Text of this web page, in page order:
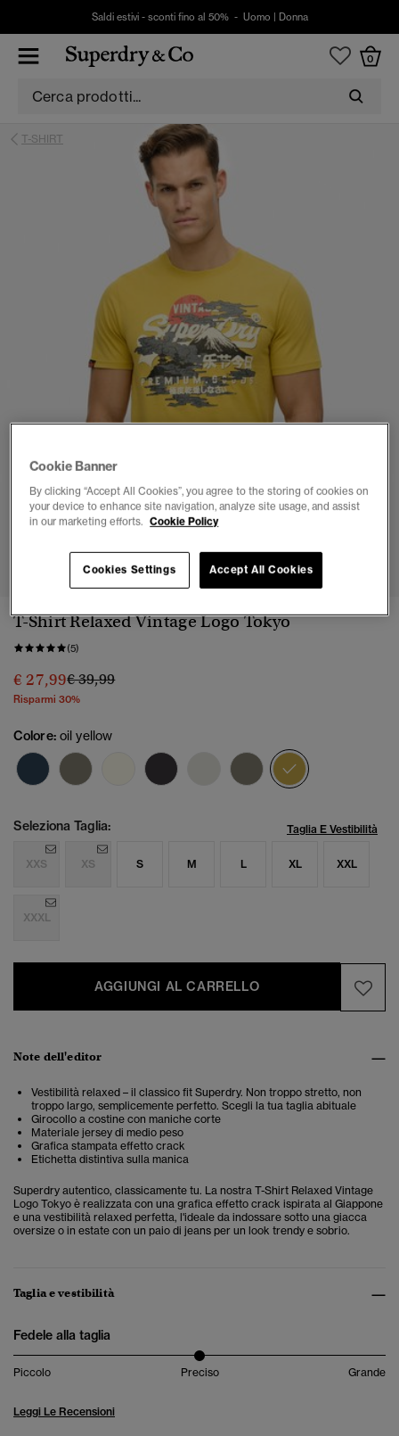
Saldi estivi - sconti fino al 50% - Uomo Donna
0
T-SHIRT
T-Shirt Relaxed Vintage Logo Tokyo
(5)
€ 27,99Prezzo ridotto da
€ 39,99a
Risparmi 30%
Colore: oil yellow
Seleziona Taglia: Taglia E Vestibilità
XXS XS S M L XL XXL
XXXL
AGGIUNGI AL CARRELLO
Note dell'editor
Vestibilità relaxed – il classico fit Superdry. Non troppo stretto, non
troppo largo, semplicemente perfetto. Scegli la tua taglia abituale
Girocollo a costine con maniche corte
Materiale jersey di medio peso
Grafica stampata effetto crack
Etichetta distintiva sulla manica
Superdry autentico, classicamente tu. La nostra T-Shirt Relaxed Vintage
Logo Tokyo è realizzata con una grafica effetto crack ispirata al Giappone
e una vestibilità relaxed perfetta, l'ideale da indossare sotto una giacca
oversize o in estate con un paio di jeans per un look trendy e sobrio.
Taglia e vestibilità
Fedele alla taglia
Piccolo Preciso Grande
Leggi Le Recensioni
Cookie Banner
By clicking “Accept All Cookies”, you agree to the storing of cookies on
your device to enhance site navigation, analyze site usage, and assist
in our marketing efforts. Cookie Policy
Cookies Settings Accept All Cookies